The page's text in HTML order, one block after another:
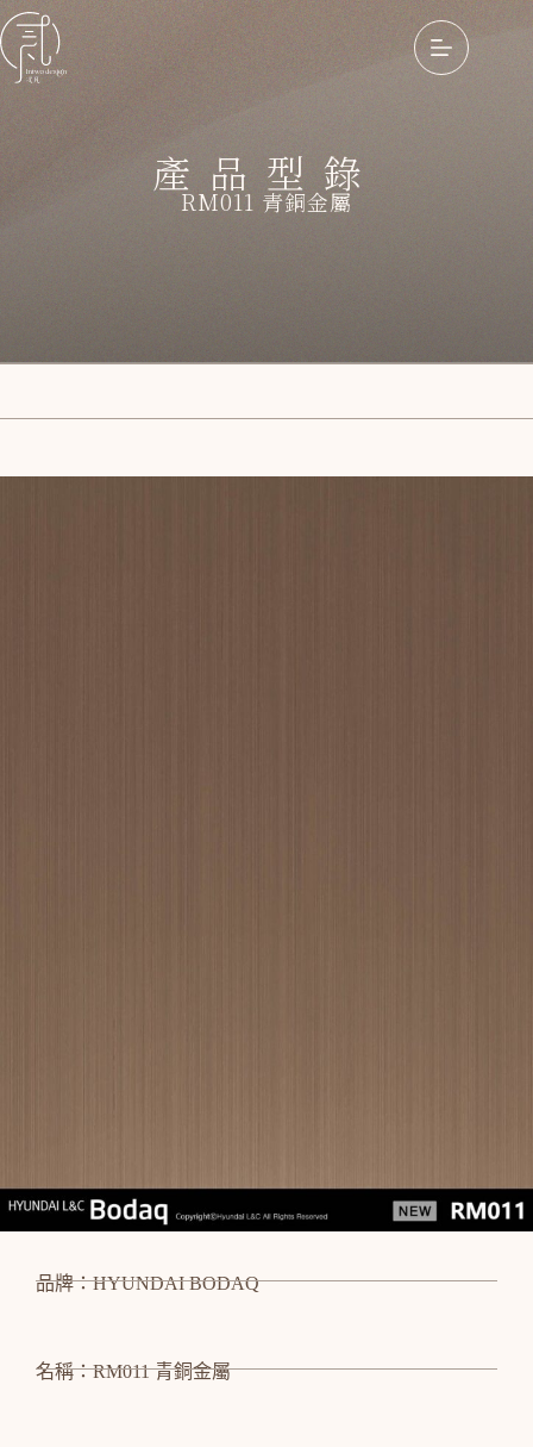
產品型錄
RM011 青銅金屬
品牌：HYUNDAI BODAQ
名稱：RM011 青銅金屬